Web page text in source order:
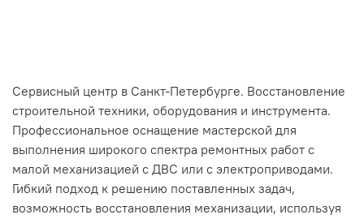
Сервисный центр в Санкт-Петербурге. Восстановление
строительной техники, оборудования и инструмента.
Профессиональное оснащение мастерской для
выполнения широкого спектра ремонтных работ с
малой механизацией с ДВС или с электроприводами.
Гибкий подход к решению поставленных задач,
возможность восстановления механизации, используя